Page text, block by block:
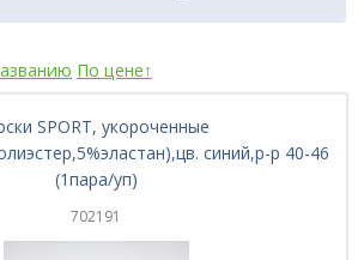
По цене↑
SPORT, укороченные
синий,р-р 40-46
(1пара/уп)
702191